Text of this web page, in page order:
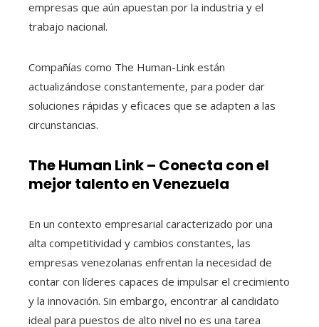
empresas que aún apuestan por la industria y el
trabajo nacional.
Compañías como The Human-Link están
actualizándose constantemente, para poder dar
soluciones rápidas y eficaces que se adapten a las
circunstancias.
The Human Link – Conecta con el
mejor talento en Venezuela
En un contexto empresarial caracterizado por una
alta competitividad y cambios constantes, las
empresas venezolanas enfrentan la necesidad de
contar con líderes capaces de impulsar el crecimiento
y la innovación. Sin embargo, encontrar al candidato
ideal para puestos de alto nivel no es una tarea